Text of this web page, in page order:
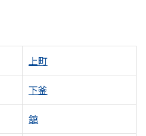
上町
下釜
舘